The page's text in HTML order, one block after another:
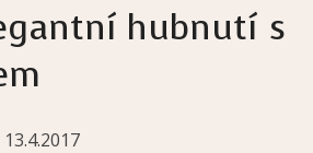
hubnutí s
13.4.2017